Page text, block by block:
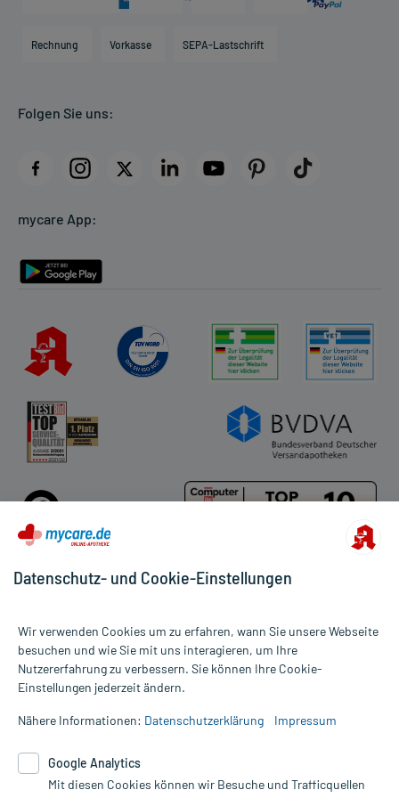
Direktabrechnung PKV
AGB
Datenschutz
Rückgabe/Widerruf
Rechnung Vorkasse SEPA-Lastschrift
Folgen Sie uns:
mycare App:
Bewertungen mit durchschnittlich 4,8 von 5 Sternen abgegeben.
Alle Preise gelten inkl. MwSt., ggf. zzgl. Versandkosten
Informationen auf dieser Website werden ausschließlich für
die Untersuchung und Behandlung durch einen Arzt. Bitte
Therapien eingeleitet werden können. | Diese Webseite benutzt
Google Analytics. Lesen Sie bitte dazu die wichtigen Hinweise in
Datenschutz- und Cookie-Einstellungen
Wir verwenden Cookies um zu erfahren, wann Sie unsere Webseite
besuchen und wie Sie mit uns interagieren, um Ihre
Nutzererfahrung zu verbessern. Sie können Ihre Cookie-
Einstellungen jederzeit ändern.
Nähere Informationen: Datenschutzerklärung Impressum
Google Analytics
Mit diesen Cookies können wir Besuche und Trafficquellen